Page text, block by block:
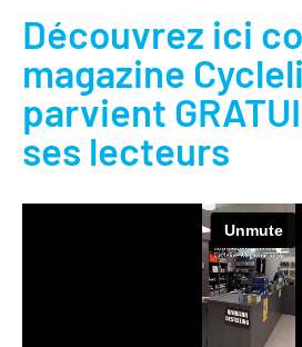
Découvrez ici
magazine
parvient
ses lecteurs